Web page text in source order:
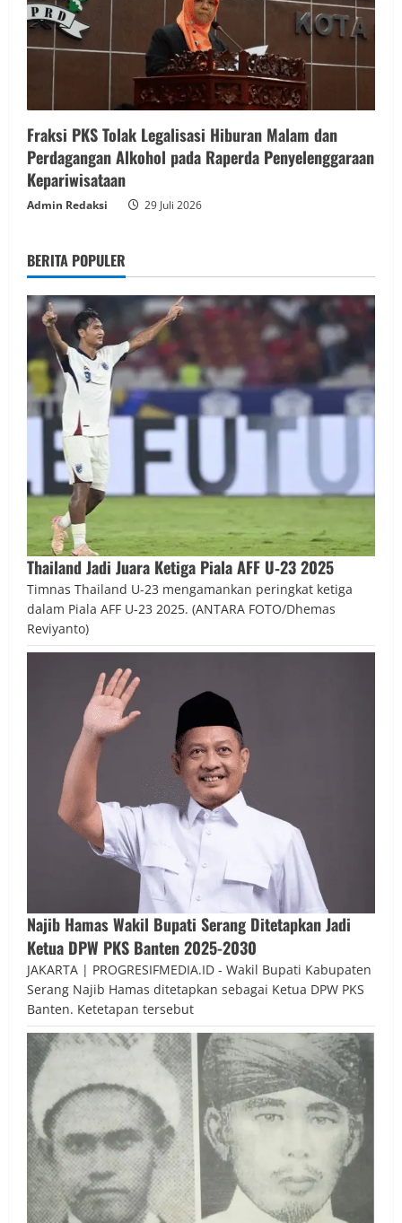
Fraksi PKS Tolak Legalisasi Hiburan Malam dan
Perdagangan Alkohol pada Raperda Penyelenggaraan
Kepariwisataan
Admin Redaksi 29 Juli 2026
BERITA POPULER
Thailand Jadi Juara Ketiga Piala AFF U‑23 2025
Timnas Thailand U-23 mengamankan peringkat ketiga
dalam Piala AFF U-23 2025. (ANTARA FOTO/Dhemas
Reviyanto)
Najib Hamas Wakil Bupati Serang Ditetapkan Jadi
Ketua DPW PKS Banten 2025-2030
JAKARTA | PROGRESIFMEDIA.ID - Wakil Bupati Kabupaten
Serang Najib Hamas ditetapkan sebagai Ketua DPW PKS
Banten. Ketetapan tersebut